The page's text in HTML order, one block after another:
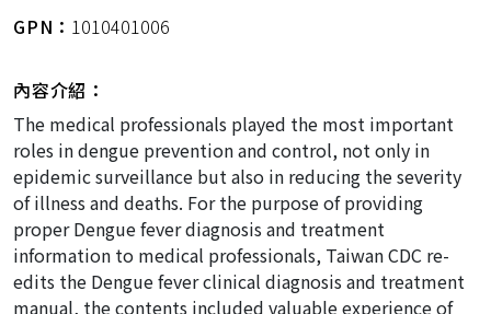
GPN： 1010401006
內容介紹：
The medical professionals played the most important
roles in dengue prevention and control, not only in
epidemic surveillance but also in reducing the severity
of illness and deaths. For the purpose of providing
proper Dengue fever diagnosis and treatment
information to medical professionals, Taiwan CDC re-
edits the Dengue fever clinical diagnosis and treatment
manual, the contents included valuable experience of